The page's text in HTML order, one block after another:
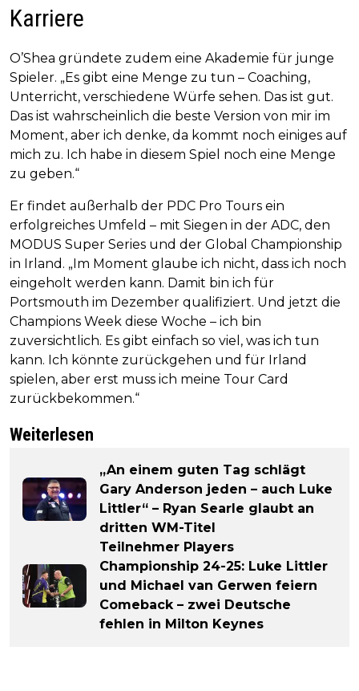
Karriere
O’Shea gründete zudem eine Akademie für junge
Spieler. „Es gibt eine Menge zu tun – Coaching,
Unterricht, verschiedene Würfe sehen. Das ist gut.
Das ist wahrscheinlich die beste Version von mir im
Moment, aber ich denke, da kommt noch einiges auf
mich zu. Ich habe in diesem Spiel noch eine Menge
zu geben.“
Er findet außerhalb der PDC Pro Tours ein
erfolgreiches Umfeld – mit Siegen in der ADC, den
MODUS Super Series und der Global Championship
in Irland. „Im Moment glaube ich nicht, dass ich noch
eingeholt werden kann. Damit bin ich für
Portsmouth im Dezember qualifiziert. Und jetzt die
Champions Week diese Woche – ich bin
zuversichtlich. Es gibt einfach so viel, was ich tun
kann. Ich könnte zurückgehen und für Irland
spielen, aber erst muss ich meine Tour Card
zurückbekommen.“
Weiterlesen
„An einem guten Tag schlägt
Gary Anderson jeden – auch Luke
Littler“ – Ryan Searle glaubt an
dritten WM-Titel
Teilnehmer Players
Championship 24-25: Luke Littler
und Michael van Gerwen feiern
Comeback – zwei Deutsche
fehlen in Milton Keynes